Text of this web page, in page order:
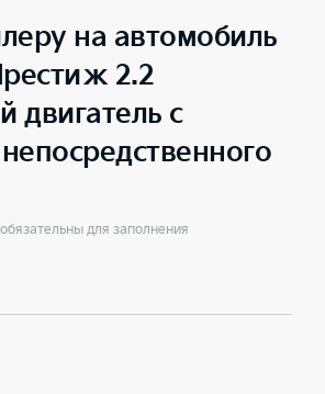
на автомобиль
2.2
двигатель с
для заполнения